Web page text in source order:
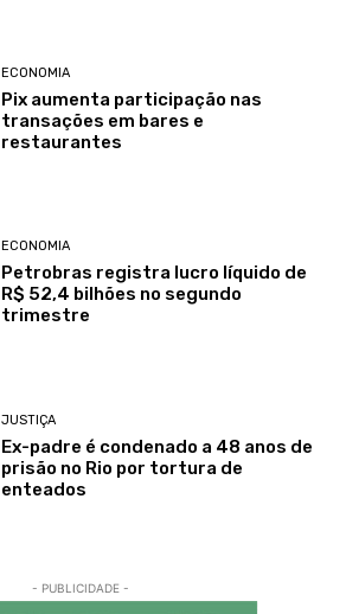
ECONOMIA
Pix aumenta participação nas
transações em bares e
restaurantes
ECONOMIA
Petrobras registra lucro líquido de
R$ 52,4 bilhões no segundo
trimestre
JUSTIÇA
Ex-padre é condenado a 48 anos de
prisão no Rio por tortura de
enteados
- PUBLICIDADE -